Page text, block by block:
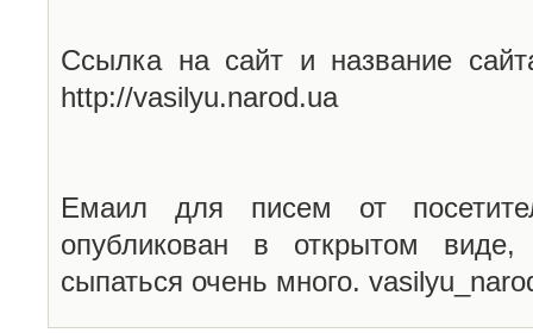
Ссылка на сайт и название
http://vasilyu.narod.ua
Емаил для писем от
опубликован в открытом
сыпаться очень много.